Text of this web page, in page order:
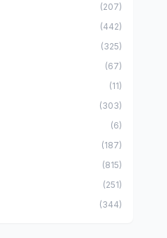
(207)
(442)
(325)
(67)
(11)
(303)
(6)
(187)
(815)
(251)
(344)